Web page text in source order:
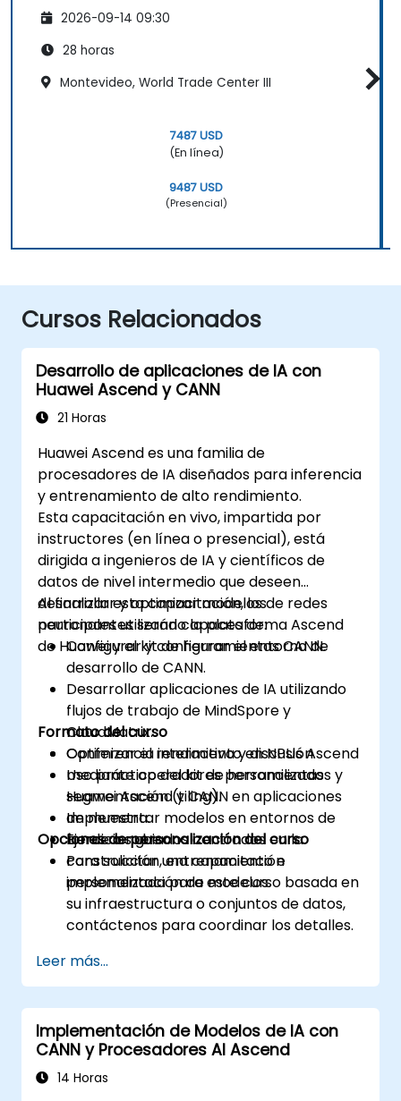
2026-09-14 09:30
28 horas
Montevideo, World Trade Center III
7487 USD
(En línea)
9487 USD
(Presencial)
Cursos Relacionados
Desarrollo de aplicaciones de IA con
Huawei Ascend y CANN
21 Horas
Huawei Ascend es una familia de
procesadores de IA diseñados para inferencia
y entrenamiento de alto rendimiento.
Esta capacitación en vivo, impartida por
instructores (en línea o presencial), está
dirigida a ingenieros de IA y científicos de
datos de nivel intermedio que deseen
desarrollar y optimizar modelos de redes
neuronales utilizando la plataforma Ascend
de Huawei y el kit de herramientas CANN.
Al finalizar esta capacitación, los
participantes serán capaces de:
Configurar y configurar el entorno de
desarrollo de CANN.
Desarrollar aplicaciones de IA utilizando
flujos de trabajo de MindSpore y
CloudMatrix.
Optimizar el rendimiento en NPUs Ascend
mediante operadores personalizados y
segmentación (tiling).
Implementar modelos en entornos de
borde o nube.
Formato del curso
Conferencia interactiva y discusión.
Uso práctico del kit de herramientas
Huawei Ascend y CANN en aplicaciones
de muestra.
Ejercicios guiados centrados en la
construcción, entrenamiento e
implementación de modelos.
Opciones de personalización del curso
Para solicitar una capacitación
personalizada para este curso basada en
su infraestructura o conjuntos de datos,
contáctenos para coordinar los detalles.
Leer más...
Implementación de Modelos de IA con
CANN y Procesadores AI Ascend
14 Horas